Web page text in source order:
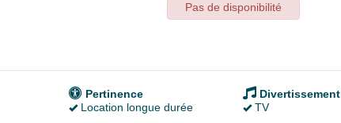
Pas de disponibilité
Pertinence
Location longue durée
Divertissement
TV